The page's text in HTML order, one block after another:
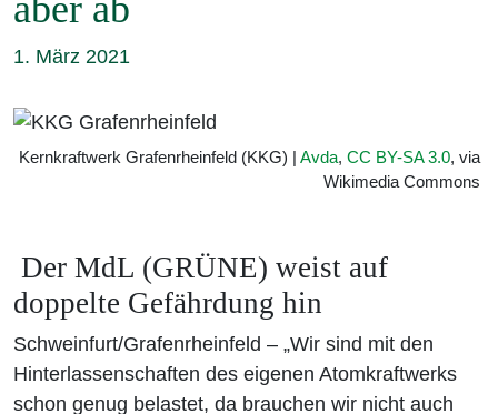
aber ab
1. März 2021
Kernkraftwerk Grafenrheinfeld (KKG) | Avda, CC BY-SA 3.0, via
Wikimedia Commons
Der MdL (GRÜNE) weist auf
doppelte Gefährdung hin
Schweinfurt/Grafenrheinfeld – „Wir sind mit den
Hinterlassenschaften des eigenen Atomkraftwerks
schon genug belastet, da brauchen wir nicht auch